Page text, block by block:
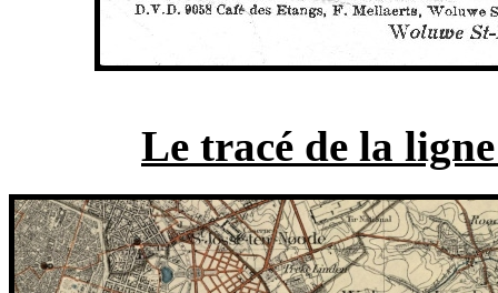
Le tracé de la